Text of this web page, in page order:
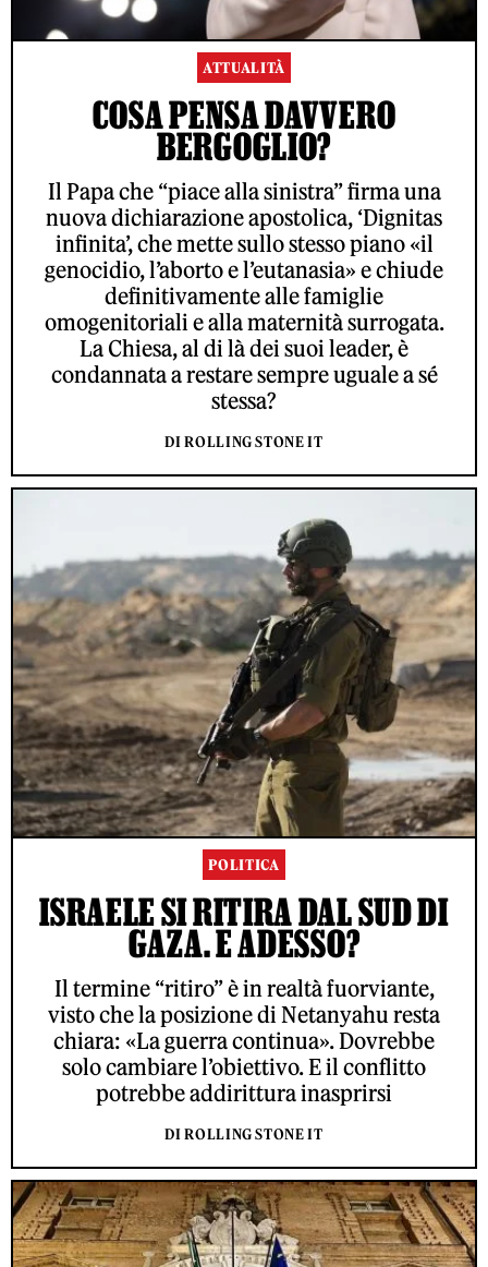
ATTUALITÀ
COSA PENSA DAVVERO
BERGOGLIO?
Il Papa che “piace alla sinistra” firma una
nuova dichiarazione apostolica, ‘Dignitas
infinita’, che mette sullo stesso piano «il
genocidio, l’aborto e l’eutanasia» e chiude
definitivamente alle famiglie
omogenitoriali e alla maternità surrogata.
La Chiesa, al di là dei suoi leader, è
condannata a restare sempre uguale a sé
stessa?
DI ROLLING STONE IT
POLITICA
ISRAELE SI RITIRA DAL SUD DI
GAZA. E ADESSO?
Il termine “ritiro” è in realtà fuorviante,
visto che la posizione di Netanyahu resta
chiara: «La guerra continua». Dovrebbe
solo cambiare l’obiettivo. E il conflitto
potrebbe addirittura inasprirsi
DI ROLLING STONE IT